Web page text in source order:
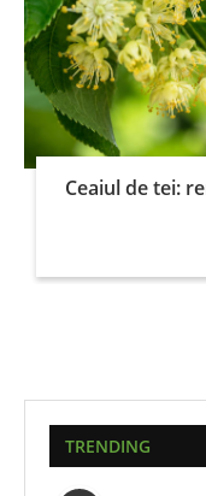
Ceaiul de tei:
TRENDING